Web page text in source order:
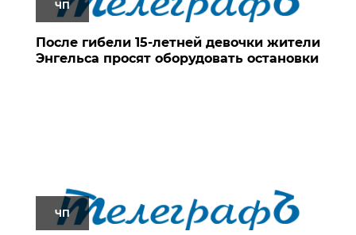
ЧП
После гибели 15-летней девочки жители
Энгельса просят оборудовать остановки
ЧП